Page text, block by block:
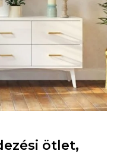
ötlet,